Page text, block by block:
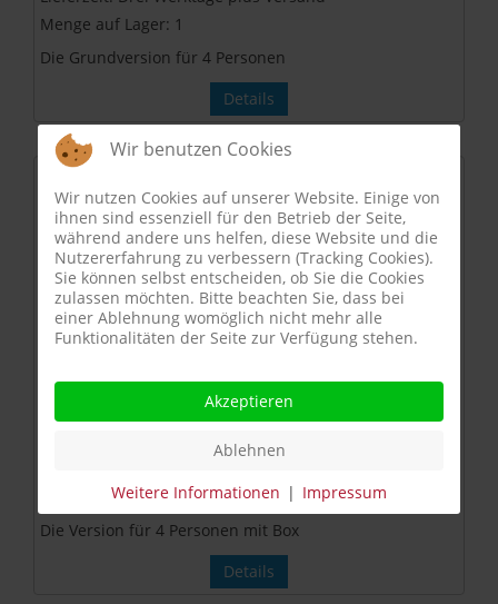
Menge auf Lager: 1
Die Grundversion für 4 Personen
Details
29.90 EUR
Menge auf Lager: 1
Die Version für 4 Personen mit Box
Details
Wir benutzen Cookies
Wir nutzen Cookies auf unserer Website. Einige von
ihnen sind essenziell für den Betrieb der Seite,
während andere uns helfen, diese Website und die
Nutzererfahrung zu verbessern (Tracking Cookies).
Sie können selbst entscheiden, ob Sie die Cookies
zulassen möchten. Bitte beachten Sie, dass bei
einer Ablehnung womöglich nicht mehr alle
Funktionalitäten der Seite zur Verfügung stehen.
Akzeptieren
Ablehnen
Weitere Informationen | Impressum